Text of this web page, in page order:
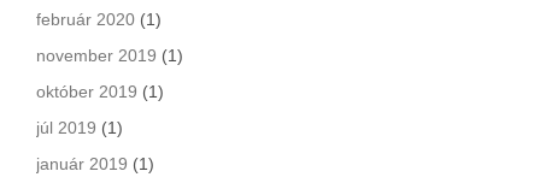
február 2020 (1)
november 2019 (1)
október 2019 (1)
júl 2019 (1)
január 2019 (1)